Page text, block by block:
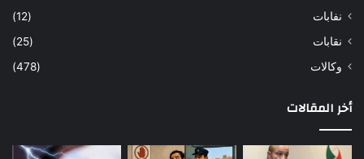
نفابات
(12)
نقابات
(25)
وكالات
(478)
أخر المقالات